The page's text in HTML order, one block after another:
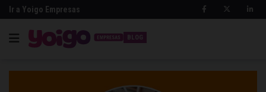
Ir a Yoigo Empresas
BLOG